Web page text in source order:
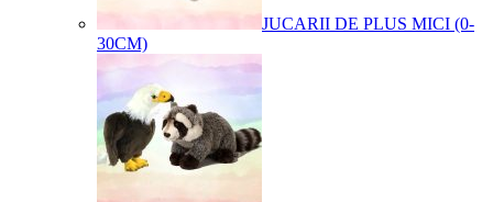
JUCARII DE PLUS MICI (0-
30CM)